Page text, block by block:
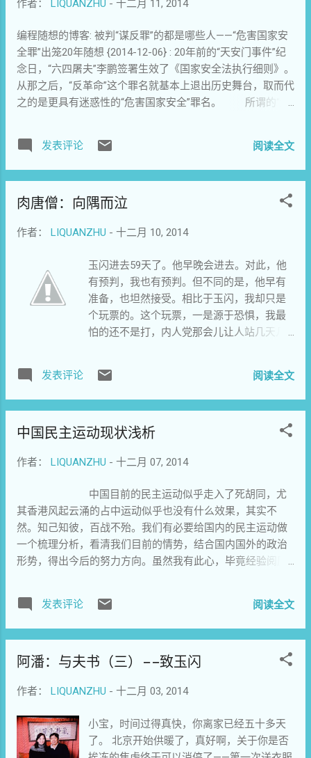
被捕，一人刑拘。如果算上从传知行出去的前同事，一共有
六人身处牢狱。这还不算传知行创始人郭玉闪的律师夏霖被
刑拘。传知行的人一个一个或被带走，或被叫去，大部分还
伴随着搜家。有些侥幸回来了，有些至今没有消息。我们像
一群待宰的羔羊，眼看着伙伴的消失而没有一丝的哀嚎，更
没有倡导街头行动，我们开个纯学术研讨会也小心谨慎地看
着警方的脸色。对于远在千里之外的香港争取真普选占中抗
议行动，传知行也没有任何公开的表示。为什么这种雷霆之
击还会落到我们头上？正因为疑惑，我们才恐惧。不知道原
治吗？为什么基本的刑事诉讼法，你的同事们都可以不遵守
么不能根据刑诉法第91条通知家属呢？如果没有逮捕，为什
么不予以释放呢？当法律仅仅充当无产阶级专政的白手套，
而不是保护公民权利和自由的盾牌时，我们又怎能不心生恐
惧呢？你原来的工作包括主管传知行，你可能对郭玉闪和传
知行的案情比我更熟悉，但还是让我在这里向你解释一下，
下的多米诺骨牌是凌丽莎，一个活泼前卫的年轻姑娘。大约...
作者： LIQUANZHU - 十二月 11, 2014
编程随想的博客: 被判“谋反罪”的都是哪些人——“危害国家安
全罪”出笼20年随想 {2014-12-06} : 20年前的“天安门事件”纪
念日，“六四屠夫”李鹏签署生效了《国家安全法执行细则》。
从那之后，“反革命”这个罪名就基本上退出历史舞台，取而代
之的是更具有迷惑性的“危害国家安全”罪名。 所谓的“危
如“颠覆国家政权罪、煽动...
发表评论 阅读全文
肉唐僧：向隅而泣
作者： LIQUANZHU - 十二月 10, 2014
玉闪进去59天了。他早晚会进去。对此，他
有预判，我也有预判。但不同的是，他早有
准备，也坦然接受。相比于玉闪，我却只是
个玩票的。这个玩票，一是源于恐惧，我最
怕的还不是打，内人党那会儿让人站几天几
夜没法动。龚刚模被吊着五天五夜，屎尿流
出来，放下来让他脱了衣服擦干净，然后再
相比之下，余杰被逼着当着摄像机抽自己耳
厚吧。 我的玩票，第二个原因是源于观念上
格独立，而人格独立的前提是财政自由。所
以如果我没有钱养活自己和家人，我会退出
公共政治行动和表达。哪怕是去送桶装水看
自行车，我也不许自己因为政治观点而获得
经济上的丝毫利益。在一个专制社会中，我
一个以政治为生的人。我从小受的教育就
会当然已经很迂腐了，但没办法，就像个系
去，我好好的一个医生竟然混成了作家，也
话：“生活是这个世界上最稀罕的东西，绝大
多数人，只是存在而已”。这句话的残酷之处
在于他指明了，绝大多数人缺乏的并非自由
选择的机会，而是意愿。 我需要维持那个“靠
发表评论 阅读全文
中国民主运动现状浅析
作者： LIQUANZHU - 十二月 07, 2014
中国目前的民主运动似乎走入了死胡同，尤
其香港风起云涌的占中运动似乎也没有什么效果，其实不
然。知己知彼，百战不殆。我们有必要给国内的民主运动做
一个梳理分析，看清我们目前的情势，结合国内国外的政治
形势，得出今后的努力方向。虽然我有此心，毕竟经验阅历
地方，不完整的部分，请大家多包涵，并给予补充指正！毕
竟我是怀着一颗赤诚之心，有可原谅的理由。 首先，国内
觉醒的人数只是很少的一部分，相当少，大部分人还生活在
满，还是乐在其中。那些少数的行动派呢，在其他人眼中只
大的失败之处。如果连自己身边的人都不理解你的行为，你
口号，发无谓的牢骚，从自己身边做起，从亲戚邻居做起，
讲事实，讲道理，这些人是最信任你，最容易唤醒的。这里
发表评论 阅读全文
阿潘：与夫书（三）——致玉闪
作者： LIQUANZHU - 十二月 03, 2014
小宝，时间过得真快，你离家已经五十多天
了。 北京开始供暖了，真好啊，关于你是否